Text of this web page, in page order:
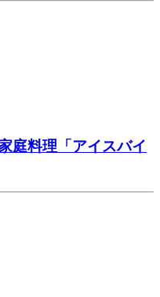
庭料理「アイスバイ